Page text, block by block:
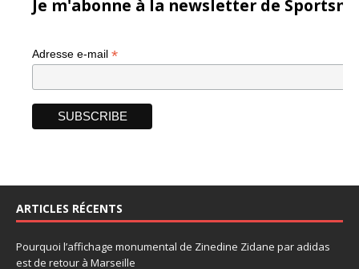
Je m'abonne à la newsletter de
Adresse e-mail *
ARTICLES RÉCENTS
Pourquoi l’affichage monumental de Zinedine Zidane par adidas
est de retour à Marseille